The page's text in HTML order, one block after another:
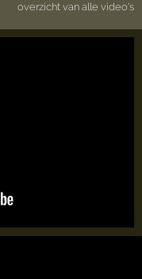
overzicht van alle video's